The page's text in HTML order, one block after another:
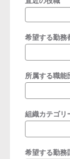
希望する勤務
所属する職能
組織カテゴリ
希望する勤務